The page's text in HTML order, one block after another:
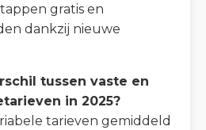
gratis en
dankzij nieuwe
tussen vaste en
in 2025?
tarieven gemiddeld